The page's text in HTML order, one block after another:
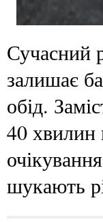
Сучасний
залишає
обід.
40 хвилин
шукають